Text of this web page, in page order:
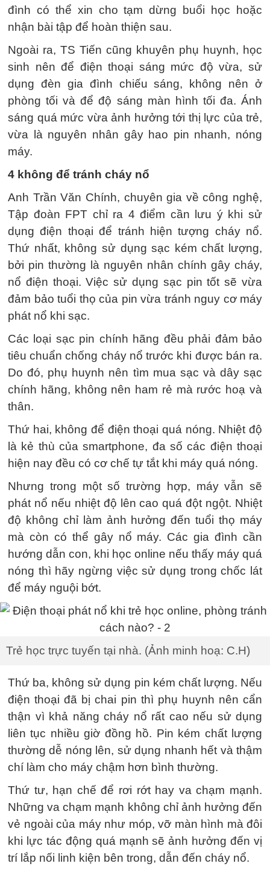
đình có thể xin cho tạm dừng buổi học hoặc
nhận bài tập để hoàn thiện sau.
Ngoài ra, TS Tiến cũng khuyên phụ huynh, học
sinh nên để điện thoại sáng mức độ vừa, sử
dụng đèn gia đình chiếu sáng, không nên ở
phòng tối và để độ sáng màn hình tối đa. Ánh
sáng quá mức vừa ảnh hưởng tới thị lực của trẻ,
vừa là nguyên nhân gây hao pin nhanh, nóng
máy.
4 không để tránh cháy nổ
Anh Trần Văn Chính, chuyên gia về công nghệ,
Tập đoàn FPT chỉ ra 4 điểm cần lưu ý khi sử
dụng điện thoại để tránh hiện tượng cháy nổ.
Thứ nhất, không sử dụng sạc kém chất lượng,
bởi pin thường là nguyên nhân chính gây cháy,
nổ điện thoại. Việc sử dụng sạc pin tốt sẽ vừa
đảm bảo tuổi thọ của pin vừa tránh nguy cơ máy
phát nổ khi sạc.
Các loại sạc pin chính hãng đều phải đảm bảo
tiêu chuẩn chống cháy nổ trước khi được bán ra.
Do đó, phụ huynh nên tìm mua sạc và dây sạc
chính hãng, không nên ham rẻ mà rước hoạ và
thân.
Thứ hai, không để điện thoại quá nóng. Nhiệt độ
là kẻ thù của smartphone, đa số các điện thoại
hiện nay đều có cơ chế tự tắt khi máy quá nóng.
Nhưng trong một số trường hợp, máy vẫn sẽ
phát nổ nếu nhiệt độ lên cao quá đột ngột. Nhiệt
độ không chỉ làm ảnh hưởng đến tuổi thọ máy
mà còn có thể gây nổ máy. Các gia đình cần
hướng dẫn con, khi học online nếu thấy máy quá
nóng thì hãy ngừng việc sử dụng trong chốc lát
để máy nguội bớt.
Trẻ học trực tuyến tại nhà. (Ảnh minh hoạ: C.H)
Thứ ba, không sử dụng pin kém chất lượng. Nếu
điện thoại đã bị chai pin thì phụ huynh nên cẩn
thận vì khả năng cháy nổ rất cao nếu sử dụng
liên tục nhiều giờ đồng hồ. Pin kém chất lượng
thường dễ nóng lên, sử dụng nhanh hết và thậm
chí làm cho máy chậm hơn bình thường.
Thứ tư, hạn chế để rơi rớt hay va chạm mạnh.
Những va chạm mạnh không chỉ ảnh hưởng đến
vẻ ngoài của máy như móp, vỡ màn hình mà đôi
khi lực tác động quá mạnh sẽ ảnh hưởng đến vị
trí lắp nối linh kiện bên trong, dẫn đến cháy nổ.